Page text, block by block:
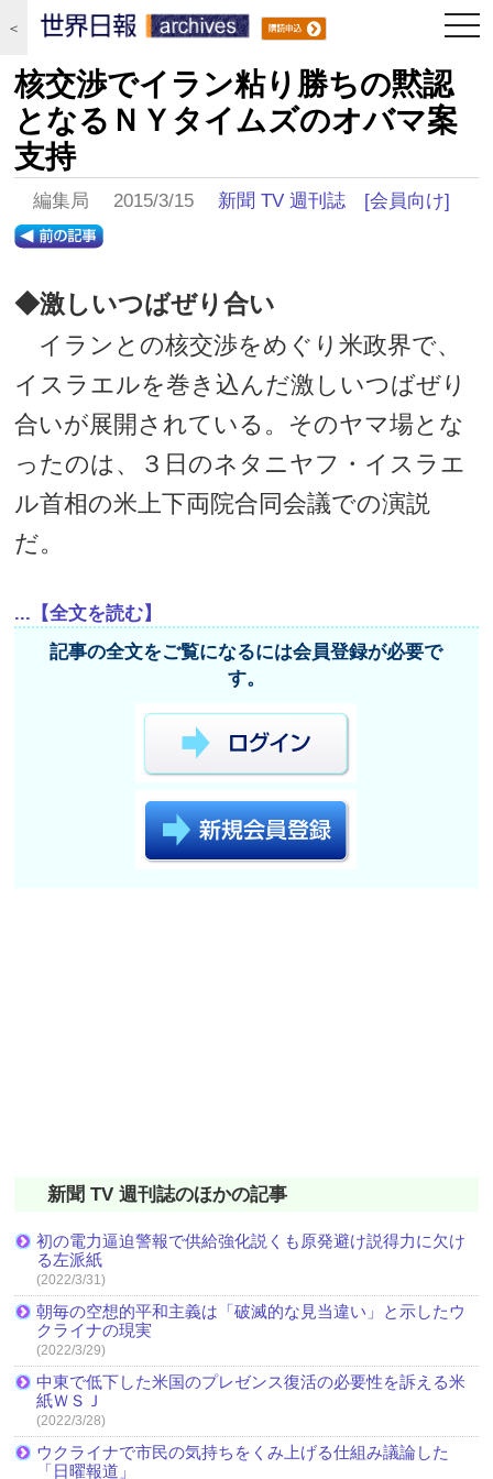
＜
核交渉でイラン粘り勝ちの黙認
となるＮＹタイムズのオバマ案
支持
編集局 2015/3/15 新聞 TV 週刊誌 [会員向け]
◆激しいつばぜり合い
イランとの核交渉をめぐり米政界で、
イスラエルを巻き込んだ激しいつばぜり
合いが展開されている。そのヤマ場とな
ったのは、３日のネタニヤフ・イスラエ
ル首相の米上下両院合同会議での演説
だ。
...【全文を読む】
記事の全文をご覧になるには会員登録が必要で
す。
新聞 TV 週刊誌のほかの記事
初の電力逼迫警報で供給強化説くも原発避け説得力に欠け
る左派紙
(2022/3/31)
朝毎の空想的平和主義は「破滅的な見当違い」と示したウ
クライナの現実
(2022/3/29)
中東で低下した米国のプレゼンス復活の必要性を訴える米
紙ＷＳＪ
(2022/3/28)
ウクライナで市民の気持ちをくみ上げる仕組み議論した
「日曜報道」